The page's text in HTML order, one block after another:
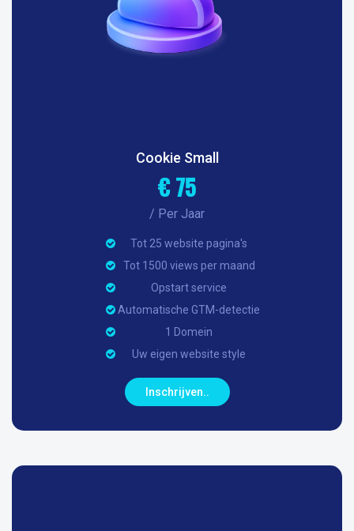
Cookie Small
€ 75
/ Per Jaar
Tot 25 website pagina's
Tot 1500 views per maand
Opstart service
Automatische GTM-detectie
1 Domein
Uw eigen website style
Inschrijven..